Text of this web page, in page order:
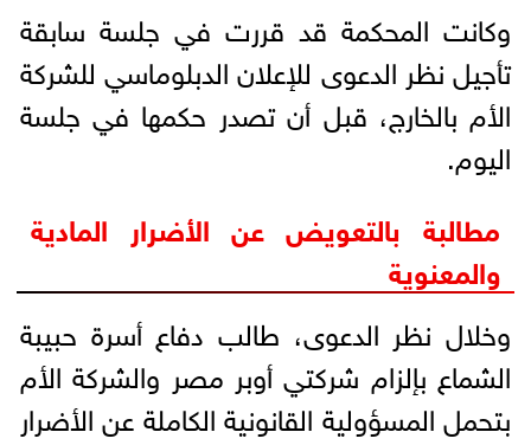
وكانت المحكمة قد قررت في جلسة سابقة
تأجيل نظر الدعوى للإعلان الدبلوماسي للشركة
الأم بالخارج، قبل أن تصدر حكمها في جلسة
اليوم.
مطالبة بالتعويض عن الأضرار المادية
والمعنوية
وخلال نظر الدعوى، طالب دفاع أسرة حبيبة
الشماع بإلزام شركتي أوبر مصر والشركة الأم
بتحمل المسؤولية القانونية الكاملة عن الأضرار